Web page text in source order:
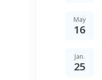
May
16
Jan.
25